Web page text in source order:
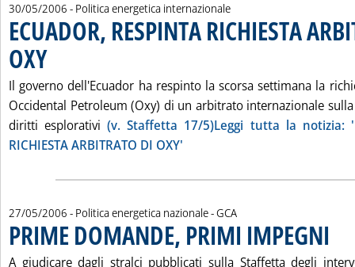
30/05/2006 - Politica energetica internazionale
ECUADOR, RESPINTA RICHIESTA
OXY. Pubblicata martedì 30 maggio 2006 alle 15.27.
Il governo dell'Ecuador ha respinto la scorsa settimana la
Occidental Petroleum (Oxy) di un arbitrato internazionale
diritti esplorativi(v. Staffetta 17/5)Leggi tutta la notizia:
RICHIESTA ARBITRATO DI OXY'
27/05/2006 - Politica energetica nazionale -di:
GCA
PRIME DOMANDE, PRIMI IMPEGNI
A giudicare dagli stralci pubblicati sulla Staffetta degli